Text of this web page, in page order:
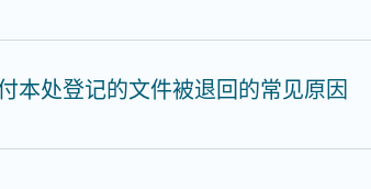
本处登记的文件被退回的常见原因